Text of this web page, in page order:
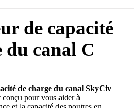
de capacité
du canal C
de charge du canal SkyCiv
pour vous aider à